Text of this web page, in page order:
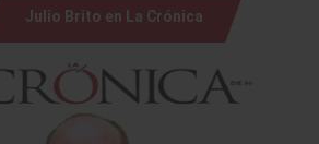
Julio Brito en La Crónica